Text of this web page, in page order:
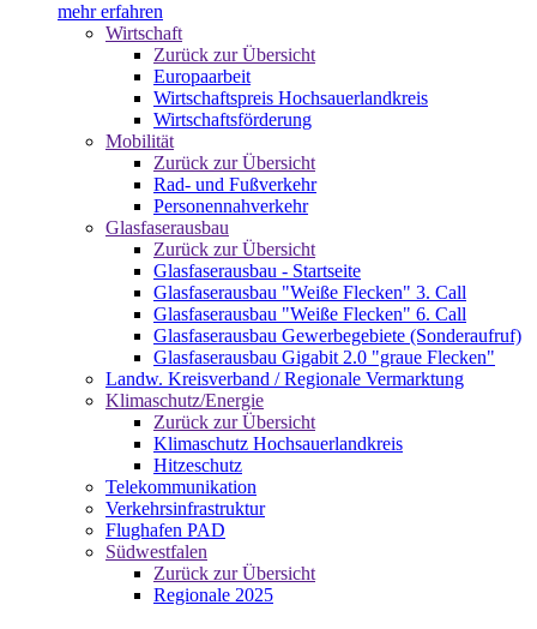
mehr erfahren
Wirtschaft
Zurück zur Übersicht
Europaarbeit
Wirtschaftspreis Hochsauerlandkreis
Wirtschaftsförderung
Mobilität
Zurück zur Übersicht
Rad- und Fußverkehr
Personennahverkehr
Glasfaserausbau
Zurück zur Übersicht
Glasfaserausbau - Startseite
Glasfaserausbau "Weiße Flecken" 3. Call
Glasfaserausbau "Weiße Flecken" 6. Call
Glasfaserausbau Gewerbegebiete (Sonderaufruf)
Glasfaserausbau Gigabit 2.0 "graue Flecken"
Landw. Kreisverband / Regionale Vermarktung
Klimaschutz/Energie
Zurück zur Übersicht
Klimaschutz Hochsauerlandkreis
Hitzeschutz
Telekommunikation
Verkehrsinfrastruktur
Flughafen PAD
Südwestfalen
Zurück zur Übersicht
Regionale 2025